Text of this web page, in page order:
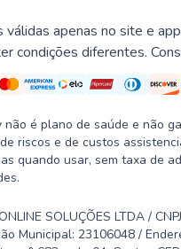
válidas apenas no site e
condições diferentes.
não é plano de saúde e não
riscos e de custos
quando usar, sem taxa de
SOLUÇÕES LTDA /
Municipal: 23106048 /